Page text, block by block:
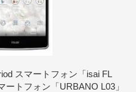
スマートフォン「isai FL
トフォン「URBANO L03」